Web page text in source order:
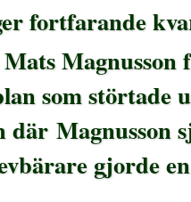
fortfarande
Magnusson
som störtade
där Magnusson
gjorde